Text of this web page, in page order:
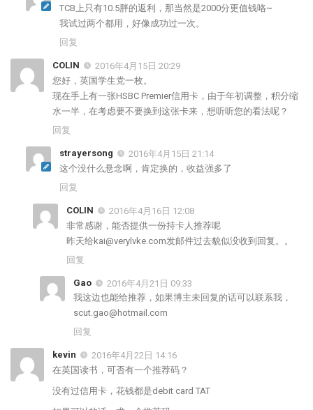
TCB上只有10.5胖的返利，那当然是2000分更值钱咯~
我试过两个都用，好像成功过一次。
回复
COLIN
2016年4月15日 20:29
您好，英国学生党一枚。
现在手上有一张HSBC Premier信用卡，由于年初调整，积分缩
水一半，在考虑要不要换到这张卡来，想听听您的看法呢？
回复
strayersong
2016年4月15日 21:14
这个没什么悬念啊，肯定换的，收益强多了
回复
COLIN
2016年4月16日 12:08
非常感谢，能否提供一份持卡人推荐呢
昨天给kai@verylvke.com发邮件过去貌似没收到回复。。
回复
Gao
2016年4月21日 09:33
我这边也能给推荐，如果博主未回复的话可以联系我，
scut.gao@hotmail.com
回复
kevin
2016年4月22日 14:16
在英国读书，可否有一个推荐码？
没有过信用卡，花钱都是debit card TAT